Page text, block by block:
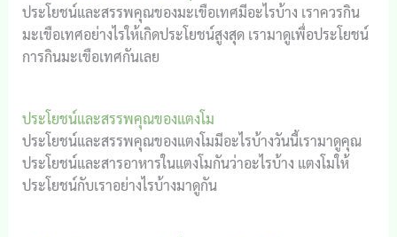
ประโยชน์และสรรพคุณของมะเขือเทศมีอะไรบ้าง เราควรกิน
มะเขือเทศอย่างไรให้เกิดประโยชน์สูงสุด เรามาดูเพื่อประโยชน์
การกินมะเขือเทศกันเลย
ประโยชน์และสรรพคุณของแตงโม
ประโยชน์และสรรพคุณของแตงโมมีอะไรบ้างวันนี้เรามาดูคุณ
ประโยชน์และสารอาหารในแตงโมกันว่าอะไรบ้าง แตงโมให้
ประโยชน์กับเราอย่างไรบ้างมาดูกัน